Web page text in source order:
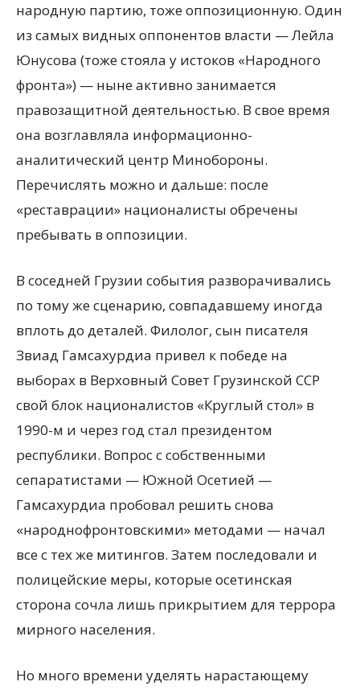
народную партию, тоже оппозиционную. Один
из самых видных оппонентов власти — Лейла
Юнусова (тоже стояла у истоков «Народного
фронта») — ныне активно занимается
правозащитной деятельностью. В свое время
она возглавляла информационно-
аналитический центр Минобороны.
Перечислять можно и дальше: после
«реставрации» националисты обречены
пребывать в оппозиции.
В соседней Грузии события разворачивались
по тому же сценарию, совпадавшему иногда
вплоть до деталей. Филолог, сын писателя
Звиад Гамсахурдиа привел к победе на
выборах в Верховный Совет Грузинской ССР
свой блок националистов «Круглый стол» в
1990-м и через год стал президентом
республики. Вопрос с собственными
сепаратистами — Южной Осетией —
Гамсахурдиа пробовал решить снова
«народнофронтовскими» методами — начал
все с тех же митингов. Затем последовали и
полицейские меры, которые осетинская
сторона сочла лишь прикрытием для террора
мирного населения.
Но много времени уделять нарастающему